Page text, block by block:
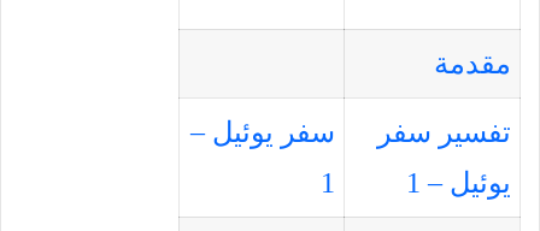
مقدمة
تفسير سفر
يوئيل – 1
سفر يوئيل –
1